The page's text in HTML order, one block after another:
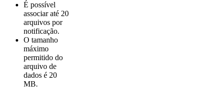
É possível
associar até 20
arquivos por
notificação.
O tamanho
máximo
permitido do
arquivo de
dados é 20
MB.